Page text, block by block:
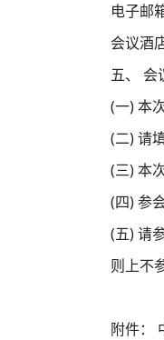
电子邮
会议酒
五、
会
(一)本
(二)请
(三)本
(四)参
(五)请
则上不
附件：